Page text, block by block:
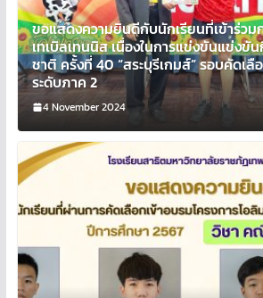
ขอแสดงความยินดีกับนักเรียนที่เข้าร่ว
เทเบิลเทนนิส เนื่องในการแข่งขันแข่งขั
ชาติ ครั้งที่ 40 “สระบุรีเกมส์” รอบคัดเ
ระดับภาค 2
4 November 2024